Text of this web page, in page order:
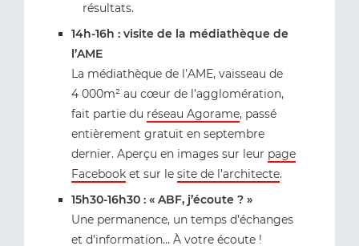
résultats.
14h-16h : visite de la médiathèque de
l’AME
La médiathèque de l’AME, vaisseau de
4 000m² au cœur de l’agglomération,
fait partie du réseau Agorame, passé
entièrement gratuit en septembre
dernier. Aperçu en images sur leur page
Facebook et sur le site de l’architecte.
15h30-16h30 : « ABF, j’écoute ? »
Une permanence, un temps d’échanges
et d’information… À votre écoute !